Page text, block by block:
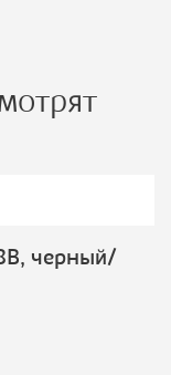
черный/